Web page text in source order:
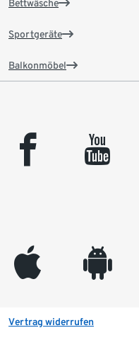
Bettwäsche
Sportgeräte
Balkonmöbel
facebook youtube
appleinc android
Vertrag widerrufen